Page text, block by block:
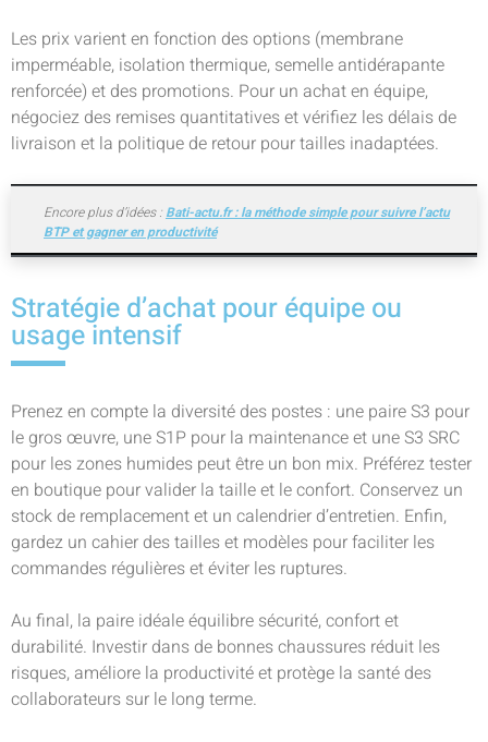
Les prix varient en fonction des options (membrane
imperméable, isolation thermique, semelle antidérapante
renforcée) et des promotions. Pour un achat en équipe,
négociez des remises quantitatives et vérifiez les délais de
livraison et la politique de retour pour tailles inadaptées.
Encore plus d’idées : Bati-actu.fr : la méthode simple pour suivre l’actu
BTP et gagner en productivité
Stratégie d’achat pour équipe ou
usage intensif
Prenez en compte la diversité des postes : une paire S3 pour
le gros œuvre, une S1P pour la maintenance et une S3 SRC
pour les zones humides peut être un bon mix. Préférez tester
en boutique pour valider la taille et le confort. Conservez un
stock de remplacement et un calendrier d’entretien. Enfin,
gardez un cahier des tailles et modèles pour faciliter les
commandes régulières et éviter les ruptures.
Au final, la paire idéale équilibre sécurité, confort et
durabilité. Investir dans de bonnes chaussures réduit les
risques, améliore la productivité et protège la santé des
collaborateurs sur le long terme.